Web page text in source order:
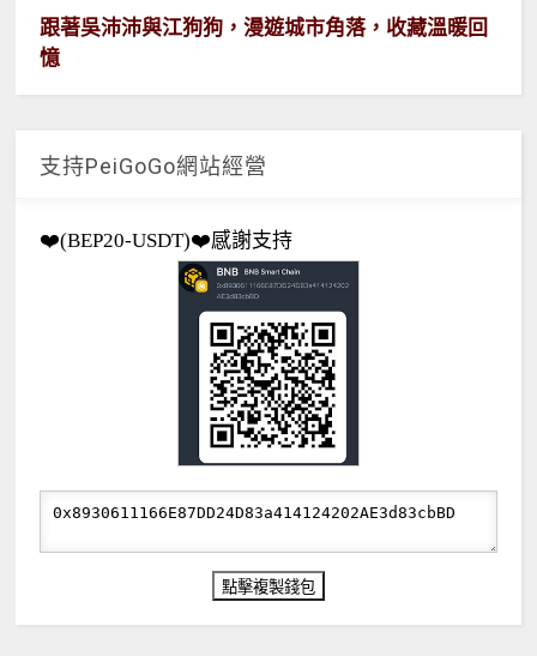
跟著吳沛沛與江狗狗，漫遊城市角落，收藏溫暖回
憶
支持PeiGoGo網站經營
❤️(BEP20-USDT)❤️感謝支持